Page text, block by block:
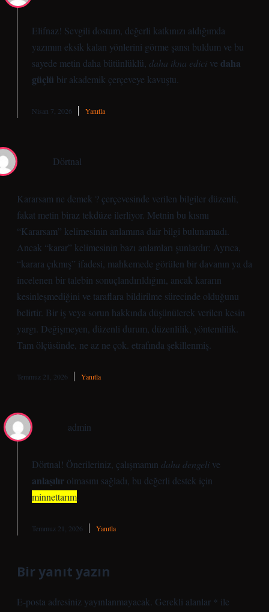
Elifnaz! Sevgili dostum, değerli katkınızı aldığımda
yazımın eksik kalan yönlerini görme şansı buldum ve bu
sayede metin daha bütünlüklü, daha ikna edici ve daha
güçlü bir akademik çerçeveye kavuştu.
Nisan 7, 2026 Yanıtla
Dörtnal
Kararsam ne demek ? çerçevesinde verilen bilgiler düzenli,
fakat metin biraz tekdüze ilerliyor. Metnin bu kısmı
“Kararsam” kelimesinin anlamına dair bilgi bulunamadı.
Ancak “karar” kelimesinin bazı anlamları şunlardır: Ayrıca,
“karara çıkmış” ifadesi, mahkemede görülen bir davanın ya da
incelenen bir talebin sonuçlandırıldığını, ancak kararın
kesinleşmediğini ve taraflara bildirilme sürecinde olduğunu
belirtir. Bir iş veya sorun hakkında düşünülerek verilen kesin
yargı. Değişmeyen, düzenli durum, düzenlilik, yöntemlilik.
Tam ölçüsünde, ne az ne çok. etrafında şekillenmiş.
Temmuz 21, 2026 Yanıtla
admin
Dörtnal! Önerileriniz , çalışmamın daha dengeli ve
anlaşılır olmasını sağladı, bu değerli destek için
minnettarım
Temmuz 21, 2026 Yanıtla
Bir yanıt yazın
E-posta adresiniz yayınlanmayacak. Gerekli alanlar * ile